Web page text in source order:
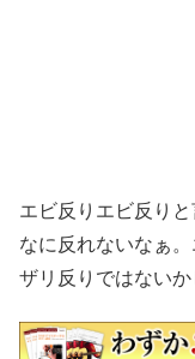
エビ反りエビ反り
なに反れないなぁ
ザリ反りではないか